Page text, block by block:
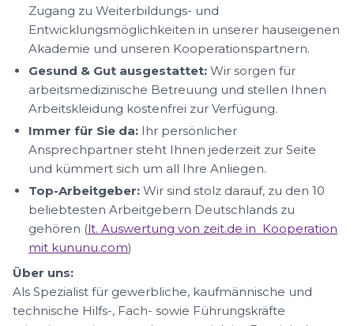
Zugang zu Weiterbildungs- und
Entwicklungsmöglichkeiten in unserer hauseigenen
Akademie und unseren Kooperationspartnern.
Gesund & Gut ausgestattet: Wir sorgen für
arbeitsmedizinische Betreuung und stellen Ihnen
Arbeitskleidung kostenfrei zur Verfügung.
Immer für Sie da: Ihr persönlicher
Ansprechpartner steht Ihnen jederzeit zur Seite
und kümmert sich um all Ihre Anliegen.
Top-Arbeitgeber: Wir sind stolz darauf, zu den 10
beliebtesten Arbeitgebern Deutschlands zu
gehören (lt. Auswertung von zeit.de in Kooperation
mit kununu.com)
Über uns:
Als Spezialist für gewerbliche, kaufmännische und
technische Hilfs-, Fach- sowie Führungskräfte